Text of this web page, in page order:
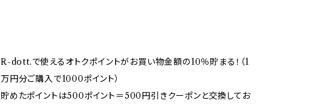
R-dott.で使えるオトクポイントがお買い物金額の10％貯まる！（1
万円分ご購入で1000ポイント）
貯めたポイントは500ポイント＝500円引きクーポンと交換してお